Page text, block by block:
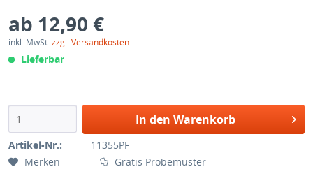
ab 12,90 €
inkl. MwSt.zzgl. Versandkosten
Lieferbar
In den Warenkorb
Artikel-Nr.:
11355PF
Merken
Gratis Probemuster